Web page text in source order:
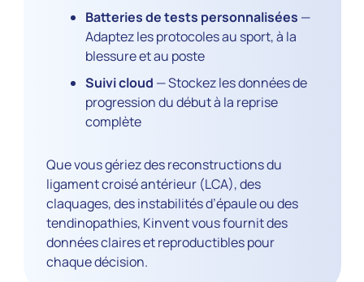
Batteries de tests personnalisées —
Adaptez les protocoles au sport, à la
blessure et au poste
Suivi cloud — Stockez les données de
progression du début à la reprise
complète
Que vous gériez des reconstructions du
ligament croisé antérieur (LCA), des
claquages, des instabilités d’épaule ou des
tendinopathies, Kinvent vous fournit des
données claires et reproductibles pour
chaque décision.